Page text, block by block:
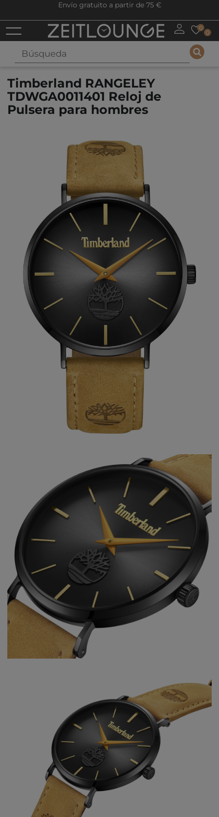
Envío gratuito a partir de 75 €
0
0
Timberland RANGELEY
TDWGA0011401 Reloj de
Pulsera para hombres